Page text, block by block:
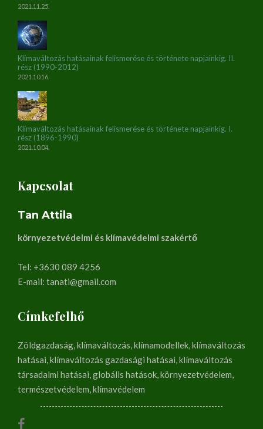
2021.11.25.
Klímaváltozás hatásainak felismerése és története napjainkig. II.
rész (1990-2012)
2021.10.16.
Klímaváltozás hatásainak felismerése és története napjainkig. I.
rész (1896-1990)
2021.10.04.
Kapcsolat
Tan Attila
környezetvédelmi és klímavédelmi szakértő
Tel: +3630 089 4256
E-mail: tanati@gmail.com
Címkefelhő
Zöldgazdaság, klímaváltozás, klímamodellek, klímaváltozás
hatásai, klímaváltozás gazdasági hatásai, klímaváltozás
társadalmi hatásai, globális hatások, környezetvédelem,
természetvédelem, klímavédelem